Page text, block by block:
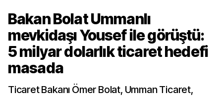
Bakan Bolat Ummanlı
mevkidaşı Yousef ile görüştü:
5 milyar dolarlık ticaret hedefi
masada
Ticaret Bakanı Ömer Bolat, Umman Ticaret,